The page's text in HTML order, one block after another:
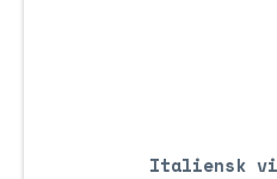
Italiensk